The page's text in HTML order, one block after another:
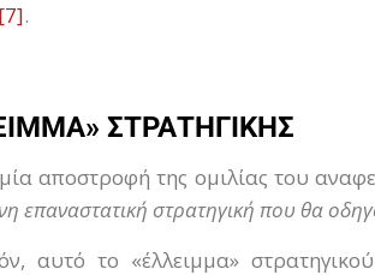
[7].
ΣΤΡΑΤΗΓΙΚΗΣ
αποστροφή της ομιλίας του
επαναστατική στρατηγική που θα
αυτό το «έλλειμμα»